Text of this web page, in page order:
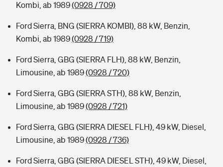
Kombi, ab 1989(0928 / 709)
Ford Sierra, BNG (SIERRA KOMBI), 88 kW, Benzin,
Kombi, ab 1989(0928 / 719)
Ford Sierra, GBG (SIERRA FLH), 88 kW, Benzin,
Limousine, ab 1989(0928 / 720)
Ford Sierra, GBG (SIERRA STH), 88 kW, Benzin,
Limousine, ab 1989(0928 / 721)
Ford Sierra, GBG (SIERRA DIESEL FLH), 49 kW, Diesel,
Limousine, ab 1989(0928 / 736)
Ford Sierra, GBG (SIERRA DIESEL STH), 49 kW, Diesel,